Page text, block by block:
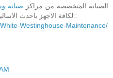
الصيانه المتخصصة من مراكز صيانه
لكافة الاجهز باحدث الاساليب وافضل الاسعار و موقعنا::
Westinghouse-Maintenance/